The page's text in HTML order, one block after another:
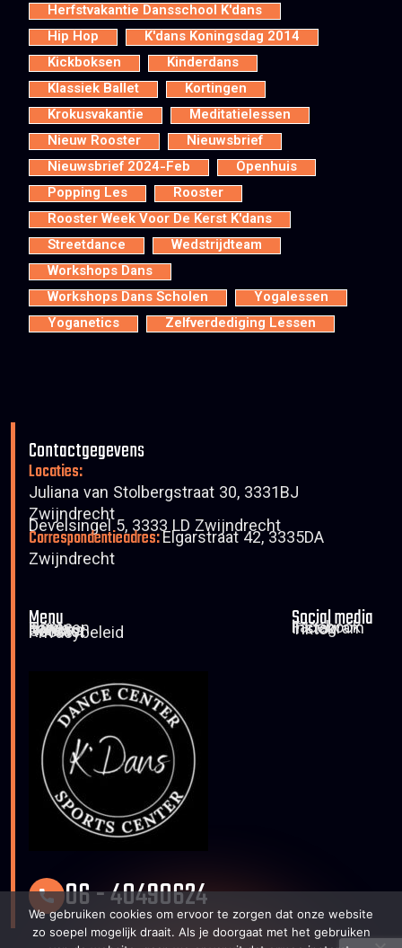
Herfstvakantie Dansschool K'dans
Hip Hop
K'dans Koningsdag 2014
Kickboksen
Kinderdans
Klassiek Ballet
Kortingen
Krokusvakantie
Meditatielessen
Nieuw Rooster
Nieuwsbrief
Nieuwsbrief 2024-Feb
Openhuis
Popping Les
Rooster
Rooster Week Voor De Kerst K'dans
Streetdance
Wedstrijdteam
Workshops Dans
Workshops Dans Scholen
Yogalessen
Yoganetics
Zelfverdediging Lessen
Contactgegevens
Locaties:
Juliana van Stolbergstraat 30, 3331BJ
Zwijndrecht
Develsingel 5, 3333 LD Zwijndrecht
Correspondentieadres:Elgarstraat 42, 3335DA
Zwijndrecht
Menu
Home
Tarieven
Foto’s
Nieuws
Contact
Rooster
Privacybeleid
Social media
Facebook
Instagram
Tiktok
06 - 40490624
We gebruiken cookies om ervoor te zorgen dat onze website
zo soepel mogelijk draait. Als je doorgaat met het gebruiken